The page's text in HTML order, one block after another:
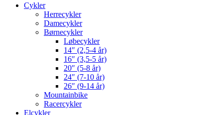
Cykler
Herrecykler
Damecykler
Børnecykler
Løbecykler
14″ (2,5-4 år)
16″ (3,5-5 år)
20″ (5-8 år)
24″ (7-10 år)
26″ (9-14 år)
Mountainbike
Racercykler
Elcykler